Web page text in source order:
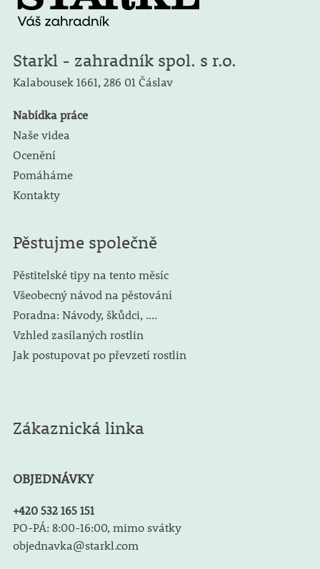
Starkl - zahradník spol. s r.o.
Kalabousek 1661, 286 01 Čáslav
Nabídka práce
Naše videa
Ocenění
Pomáháme
Kontakty
Pěstujme společně
Pěstitelské tipy na tento měsíc
Všeobecný návod na pěstování
Poradna: Návody, škůdci, ....
Vzhled zasílaných rostlin
Jak postupovat po převzetí rostlin
Zákaznická linka
OBJEDNÁVKY
+420 532 165 151
PO-PÁ: 8:00-16:00, mimo svátky
objednavka@starkl.com